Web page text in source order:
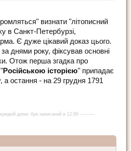
визнати "літописний
в Санкт-Петербурзі,
Є дуже цікавий доказ цього.
днями року, фіксував основні
Отож перша згадка про
Російською історією" припадає
а остання - на 29 грудня 1791
допис був написаний в 12:56 ----------